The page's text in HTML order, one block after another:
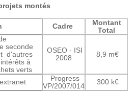
montés
Cadre
Montant
Total
seconde
d'autres
à
verts
OSEO - ISI
2008
8,9 m€
Progress
VP/2007/014
300 k€